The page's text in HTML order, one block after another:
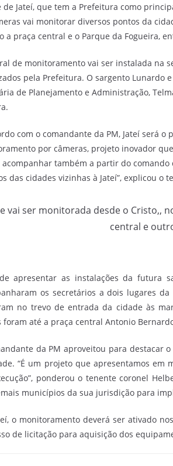
de Jateí, que tem a Prefeitura como
vai monitorar diversos pontos da
a praça central e o Parque da Fogueira,
de monitoramento vai ser instalada na
pela Prefeitura. O sargento Lunardo
de Planejamento e Administração,
com o comandante da PM, Jateí será
por câmeras, projeto inovador
acompanhar também a partir do comando
das cidades vizinhas à Jateí”, explicou o
vai ser monitorada desde o Cristo,,
central e
apresentar as instalações da futura
os secretários a dois lugares
no trevo de entrada da cidade às
foram até a praça central Antonio
da PM aproveitou para destacar
“É um projeto que apresentamos em
ponderou o tenente coronel
municípios da sua jurisdição para
o monitoramento deverá ser ativado
de licitação para aquisição dos